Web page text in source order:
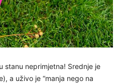
stanu neprimjetna! Srednje je
a uživo je “manja nego na